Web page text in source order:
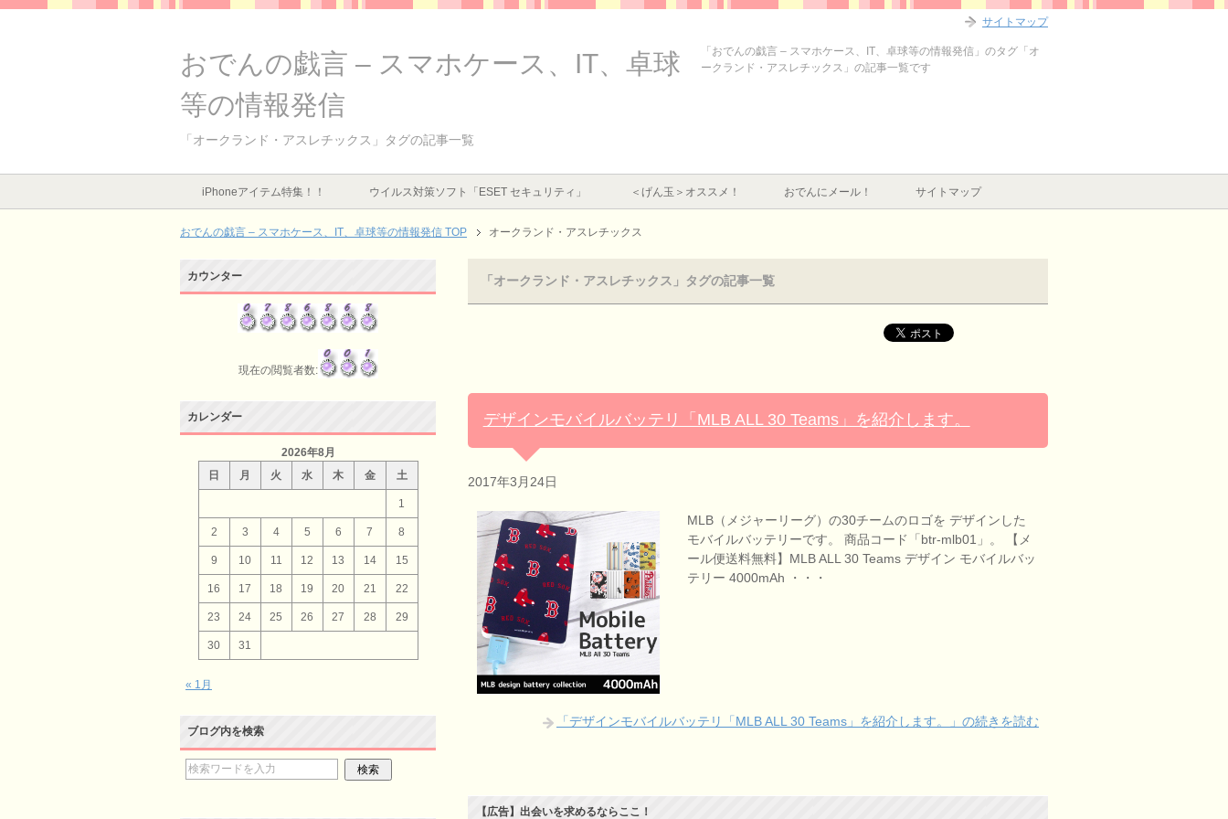
おでんの戯言 – スマホケース、IT、卓球
等の情報発信
「オークランド・アスレチックス」タグの記事一覧
「おでんの戯言 – スマホケース、IT、卓球等の情報発信」のタグ「オ
ークランド・アスレチックス」の記事一覧です
iPhoneアイテム特集！！ ウイルス対策ソフト「ESET セキュリティ」 ＜げん玉＞オススメ！ おでんにメール！ サイトマップ
おでんの戯言 – スマホケース、IT、卓球等の情報発信 TOP オークランド・アスレチックス
「オークランド・アスレチックス」タグの記事一覧
デザインモバイルバッテリ「MLB ALL 30 Teams」を紹介します。
2017年3月24日
MLB（メジャーリーグ）の30チームのロゴを デザインした
モバイルバッテリーです。 商品コード「btr-mlb01」。 【メ
ール便送料無料】MLB ALL 30 Teams デザイン モバイルバッ
テリー 4000mAh ・・・
「デザインモバイルバッテリ「MLB ALL 30 Teams」を紹介します。」の続きを読む
【広告】出会いを求めるならここ！
カウンター
現在の閲覧者数:
カレンダー
2026年8月
日
月 火 水 木 金 土
1
2 3 4 5 6 7 8
9 10 11 12 13 14 15
16 17 18 19 20 21 22
23 24 25 26 27 28 29
30 31
« 1月
ブログ内を検索
サイトマップ